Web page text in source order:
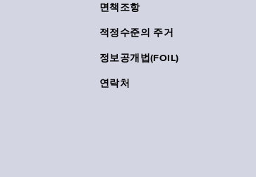
면책조항
적정수준의 주거
정보공개법(FOIL)
연락처